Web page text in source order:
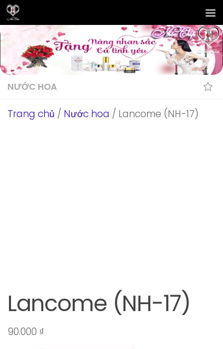
Skip to content
NƯỚC HOA
Trang chủ / Nước hoa / Lancome (NH-17)
Lancome (NH-17)
90.000 ₫